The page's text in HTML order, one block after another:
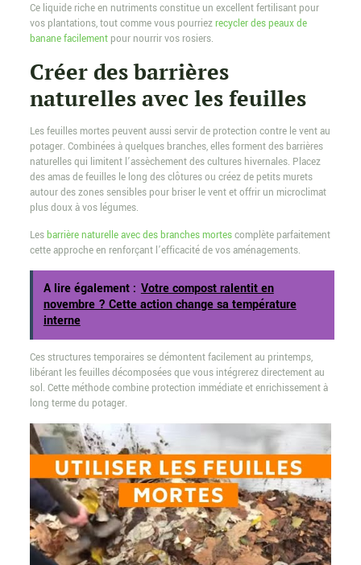
Ce liquide riche en nutriments constitue un excellent fertilisant pour
vos plantations, tout comme vous pourriezrecycler des peaux de
banane facilementpour nourrir vos rosiers.
Créer des barrières
naturelles avec les feuilles
Les feuilles mortes peuvent aussi servir de protection contre le vent au
potager. Combinées à quelques branches, elles forment des barrières
naturelles qui limitent l’assèchement des cultures hivernales. Placez
des amas de feuilles le long des clôtures ou créez de petits murets
autour des zones sensibles pour briser le vent et offrir un microclimat
plus doux à vos légumes.
Lesbarrière naturelle avec des branches mortescomplète parfaitement
cette approche en renforçant l’efficacité de vos aménagements.
A lire également : Votre compost ralentit en
novembre ? Cette action change sa température
interne
Ces structures temporaires se démontent facilement au printemps,
libérant les feuilles décomposées que vous intégrerez directement au
sol. Cette méthode combine protection immédiate et enrichissement à
long terme du potager.